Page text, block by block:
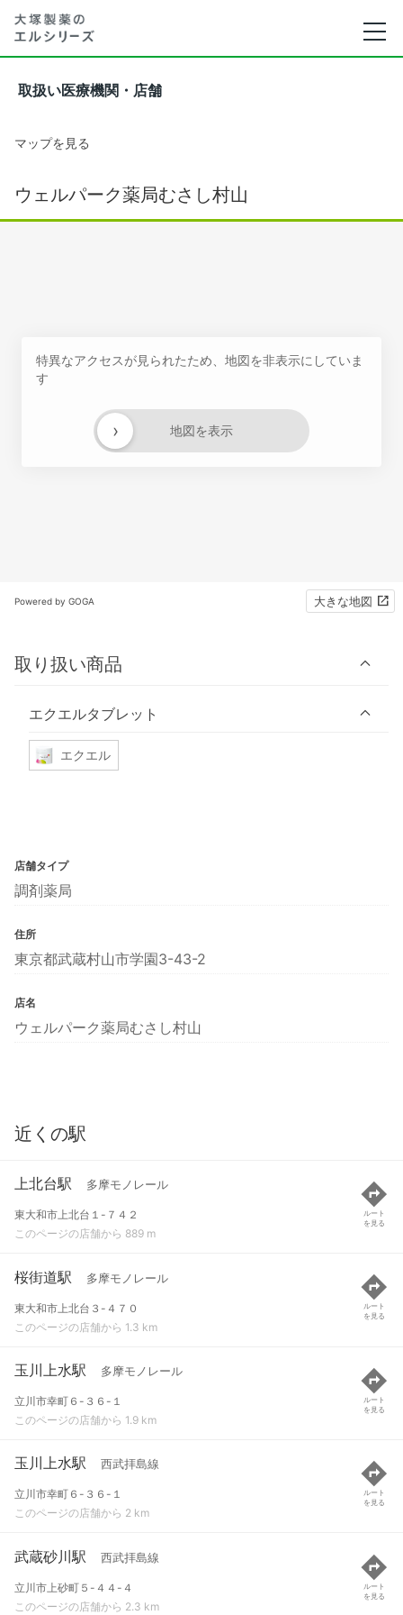
取扱い医療機関・店舗
マップを見る
ウェルパーク薬局むさし村山
特異なアクセスが見られたため、地図を非表示にしていま
す
地図を表示
›
Powered by GOGA 大きな地図
取り扱い商品
エクエルタブレット
エクエル
店舗タイプ
調剤薬局
住所
東京都武蔵村山市学園3-43-2
店名
ウェルパーク薬局むさし村山
近くの駅
上北台駅 多摩モノレール
東大和市上北台１-７４２
このページの店舗から 889 m
ルート
を見る
桜街道駅 多摩モノレール
東大和市上北台３-４７０
このページの店舗から 1.3 km
ルート
を見る
玉川上水駅 多摩モノレール
立川市幸町６-３６-１
このページの店舗から 1.9 km
ルート
を見る
玉川上水駅 西武拝島線
立川市幸町６-３６-１
このページの店舗から 2 km
ルート
を見る
武蔵砂川駅 西武拝島線
立川市上砂町５-４４-４
このページの店舗から 2.3 km
ルート
を見る